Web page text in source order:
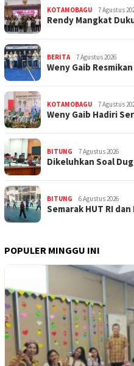
KOTAMOBAGU 7 Agustus
Rendy Mangkat
BERITA 7 Agustus 2026
Weny Gaib
KOTAMOBAGU 7 Agustus
Weny Gaib Hadiri
BITUNG 7 Agustus 2026
Dikeluhkan Soal
BITUNG 6 Agustus 2026
Semarak HUT RI
POPULER MINGGU INI